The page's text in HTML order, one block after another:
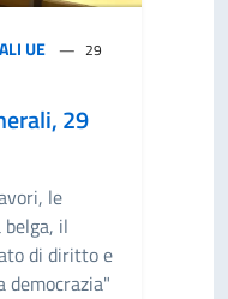
UE
29
29
le
il
di diritto e
democrazia"